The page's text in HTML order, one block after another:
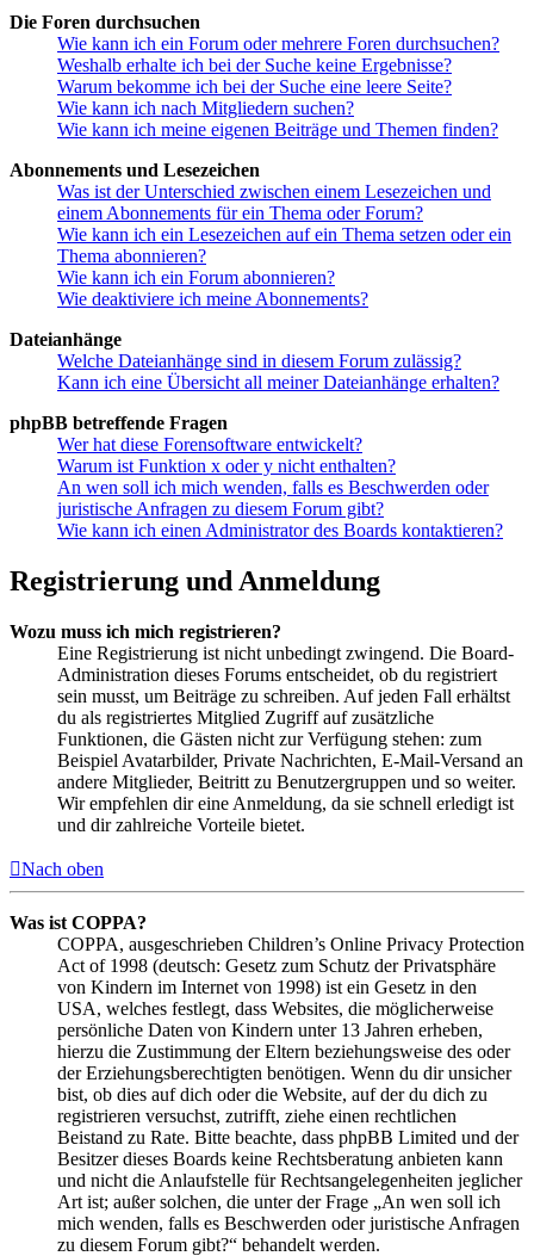
Die Foren durchsuchen
Wie kann ich ein Forum oder mehrere Foren durchsuchen?
Weshalb erhalte ich bei der Suche keine Ergebnisse?
Warum bekomme ich bei der Suche eine leere Seite?
Wie kann ich nach Mitgliedern suchen?
Wie kann ich meine eigenen Beiträge und Themen finden?
Abonnements und Lesezeichen
Was ist der Unterschied zwischen einem Lesezeichen und
einem Abonnements für ein Thema oder Forum?
Wie kann ich ein Lesezeichen auf ein Thema setzen oder ein
Thema abonnieren?
Wie kann ich ein Forum abonnieren?
Wie deaktiviere ich meine Abonnements?
Dateianhänge
Welche Dateianhänge sind in diesem Forum zulässig?
Kann ich eine Übersicht all meiner Dateianhänge erhalten?
phpBB betreffende Fragen
Wer hat diese Forensoftware entwickelt?
Warum ist Funktion x oder y nicht enthalten?
An wen soll ich mich wenden, falls es Beschwerden oder
juristische Anfragen zu diesem Forum gibt?
Wie kann ich einen Administrator des Boards kontaktieren?
Registrierung und Anmeldung
Wozu muss ich mich registrieren?
Eine Registrierung ist nicht unbedingt zwingend. Die Board-
Administration dieses Forums entscheidet, ob du registriert
sein musst, um Beiträge zu schreiben. Auf jeden Fall erhältst
du als registriertes Mitglied Zugriff auf zusätzliche
Funktionen, die Gästen nicht zur Verfügung stehen: zum
Beispiel Avatarbilder, Private Nachrichten, E-Mail-Versand an
andere Mitglieder, Beitritt zu Benutzergruppen und so weiter.
Wir empfehlen dir eine Anmeldung, da sie schnell erledigt ist
und dir zahlreiche Vorteile bietet.
Nach oben
Was ist COPPA?
COPPA, ausgeschrieben Children’s Online Privacy Protection
Act of 1998 (deutsch: Gesetz zum Schutz der Privatsphäre
von Kindern im Internet von 1998) ist ein Gesetz in den
USA, welches festlegt, dass Websites, die möglicherweise
persönliche Daten von Kindern unter 13 Jahren erheben,
hierzu die Zustimmung der Eltern beziehungsweise des oder
der Erziehungsberechtigten benötigen. Wenn du dir unsicher
bist, ob dies auf dich oder die Website, auf der du dich zu
registrieren versuchst, zutrifft, ziehe einen rechtlichen
Beistand zu Rate. Bitte beachte, dass phpBB Limited und der
Besitzer dieses Boards keine Rechtsberatung anbieten kann
und nicht die Anlaufstelle für Rechtsangelegenheiten jeglicher
Art ist; außer solchen, die unter der Frage „An wen soll ich
mich wenden, falls es Beschwerden oder juristische Anfragen
zu diesem Forum gibt?“ behandelt werden.